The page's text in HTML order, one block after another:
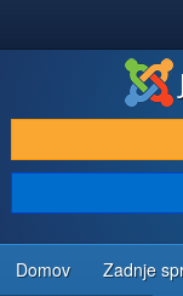
PRENESI IN RAZŠIRI
ODKRIJTE & IZVEJTE
SKUPNOST IN
VIRI ZA RAZVIJALCE
Domov Zadnje